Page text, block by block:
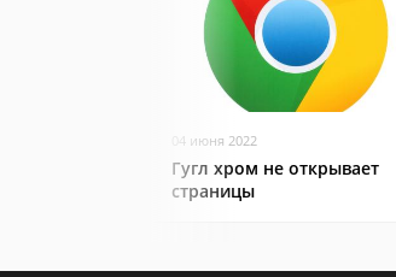
04 июня 2022
Гугл хром не открывает
страницы